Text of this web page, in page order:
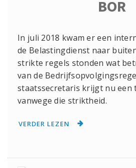
BOR
In juli 2018 kwam er een
de Belastingdienst naar
strikte regels stonden wat
van de
staatssecretaris krijgt nu een
vanwege die striktheid.
VERDER LEZEN